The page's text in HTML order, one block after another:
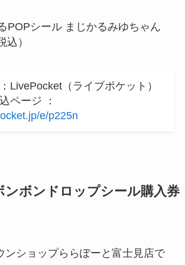
POPシール まじかるみゆちゃん
込）
LivePocket（ライブポケット）
ページ ：
e/p225n
ンボンドロップシール購入券
ンショップららぽーと富士見店で